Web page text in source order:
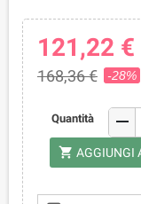
121,22 €
168,36 € -28%
Quantità remove
shopping_cart AGGIUNGI